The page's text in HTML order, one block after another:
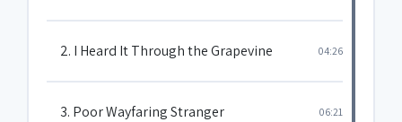
2. I Heard It Through the Grapevine 04:26
3. Poor Wayfaring Stranger 06:21